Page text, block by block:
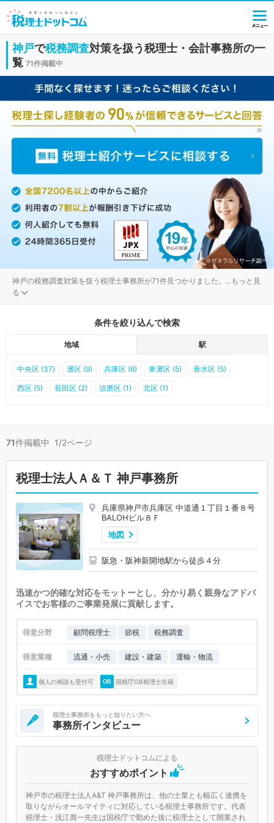
神戸で税務調査対策を扱う税理士・会計事務所の一
覧 71件掲載中
神戸の税務調査対策を扱う税理士事務所が71件見つかりました。 ...もっと見
る
条件を絞り込んで検索
地域 駅
中央区 (37) 灘区 (9) 兵庫区 (6) 東灘区 (5) 垂水区 (5)
西区 (5) 長田区 (2) 須磨区 (1) 北区 (1)
71件掲載中 1/2ページ
税理士法人Ａ＆Ｔ 神戸事務所
兵庫県神戸市兵庫区 中道通１丁目１番８号
BALOHビル８Ｆ
地図
阪急・阪神新開地駅から徒歩４分
迅速かつ的確な対応をモットーとし、分かり易く親身なアドバ
イスでお客様のご事業発展に貢献します。
得意分野 顧問税理士 節税 税務調査
得意業種 流通・小売 建設・建築 運輸・物流
個人の相談も受付可 国税庁OB税理士在籍
税理士事務所をもっと知りたい方へ
事務所インタビュー
税理士ドットコムによる
おすすめポイント
神戸市の税理士法人A&T 神戸事務所は、他の士業とも幅広く連携を
取りながらオールマイティに対応している税理士事務所です。代表
税理士・浅江壽一先生は国税庁で勤めた後に税理士として開業され